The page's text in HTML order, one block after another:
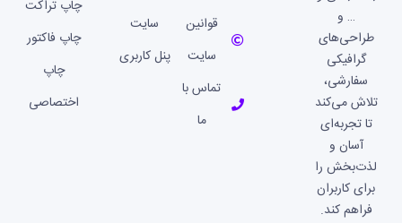
… و
طراحی‌های
گرافیکی
سفارشی،
تلاش می‌کند
تا تجربه‌ای
آسان و
لذت‌بخش را
برای کاربران
فراهم کند.
قوانین
سایت
تماس با
ما
سایت
پنل کاربری
چاپ تراکت
چاپ فاکتور
چاپ
اختصاصی